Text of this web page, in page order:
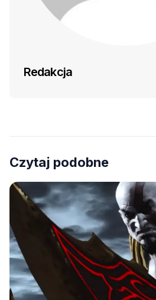
Redakcja
Czytaj podobne